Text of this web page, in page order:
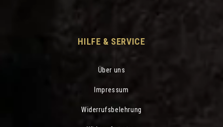
HILFE & SERVICE
Über uns
Impressum
Widerrufsbelehrung